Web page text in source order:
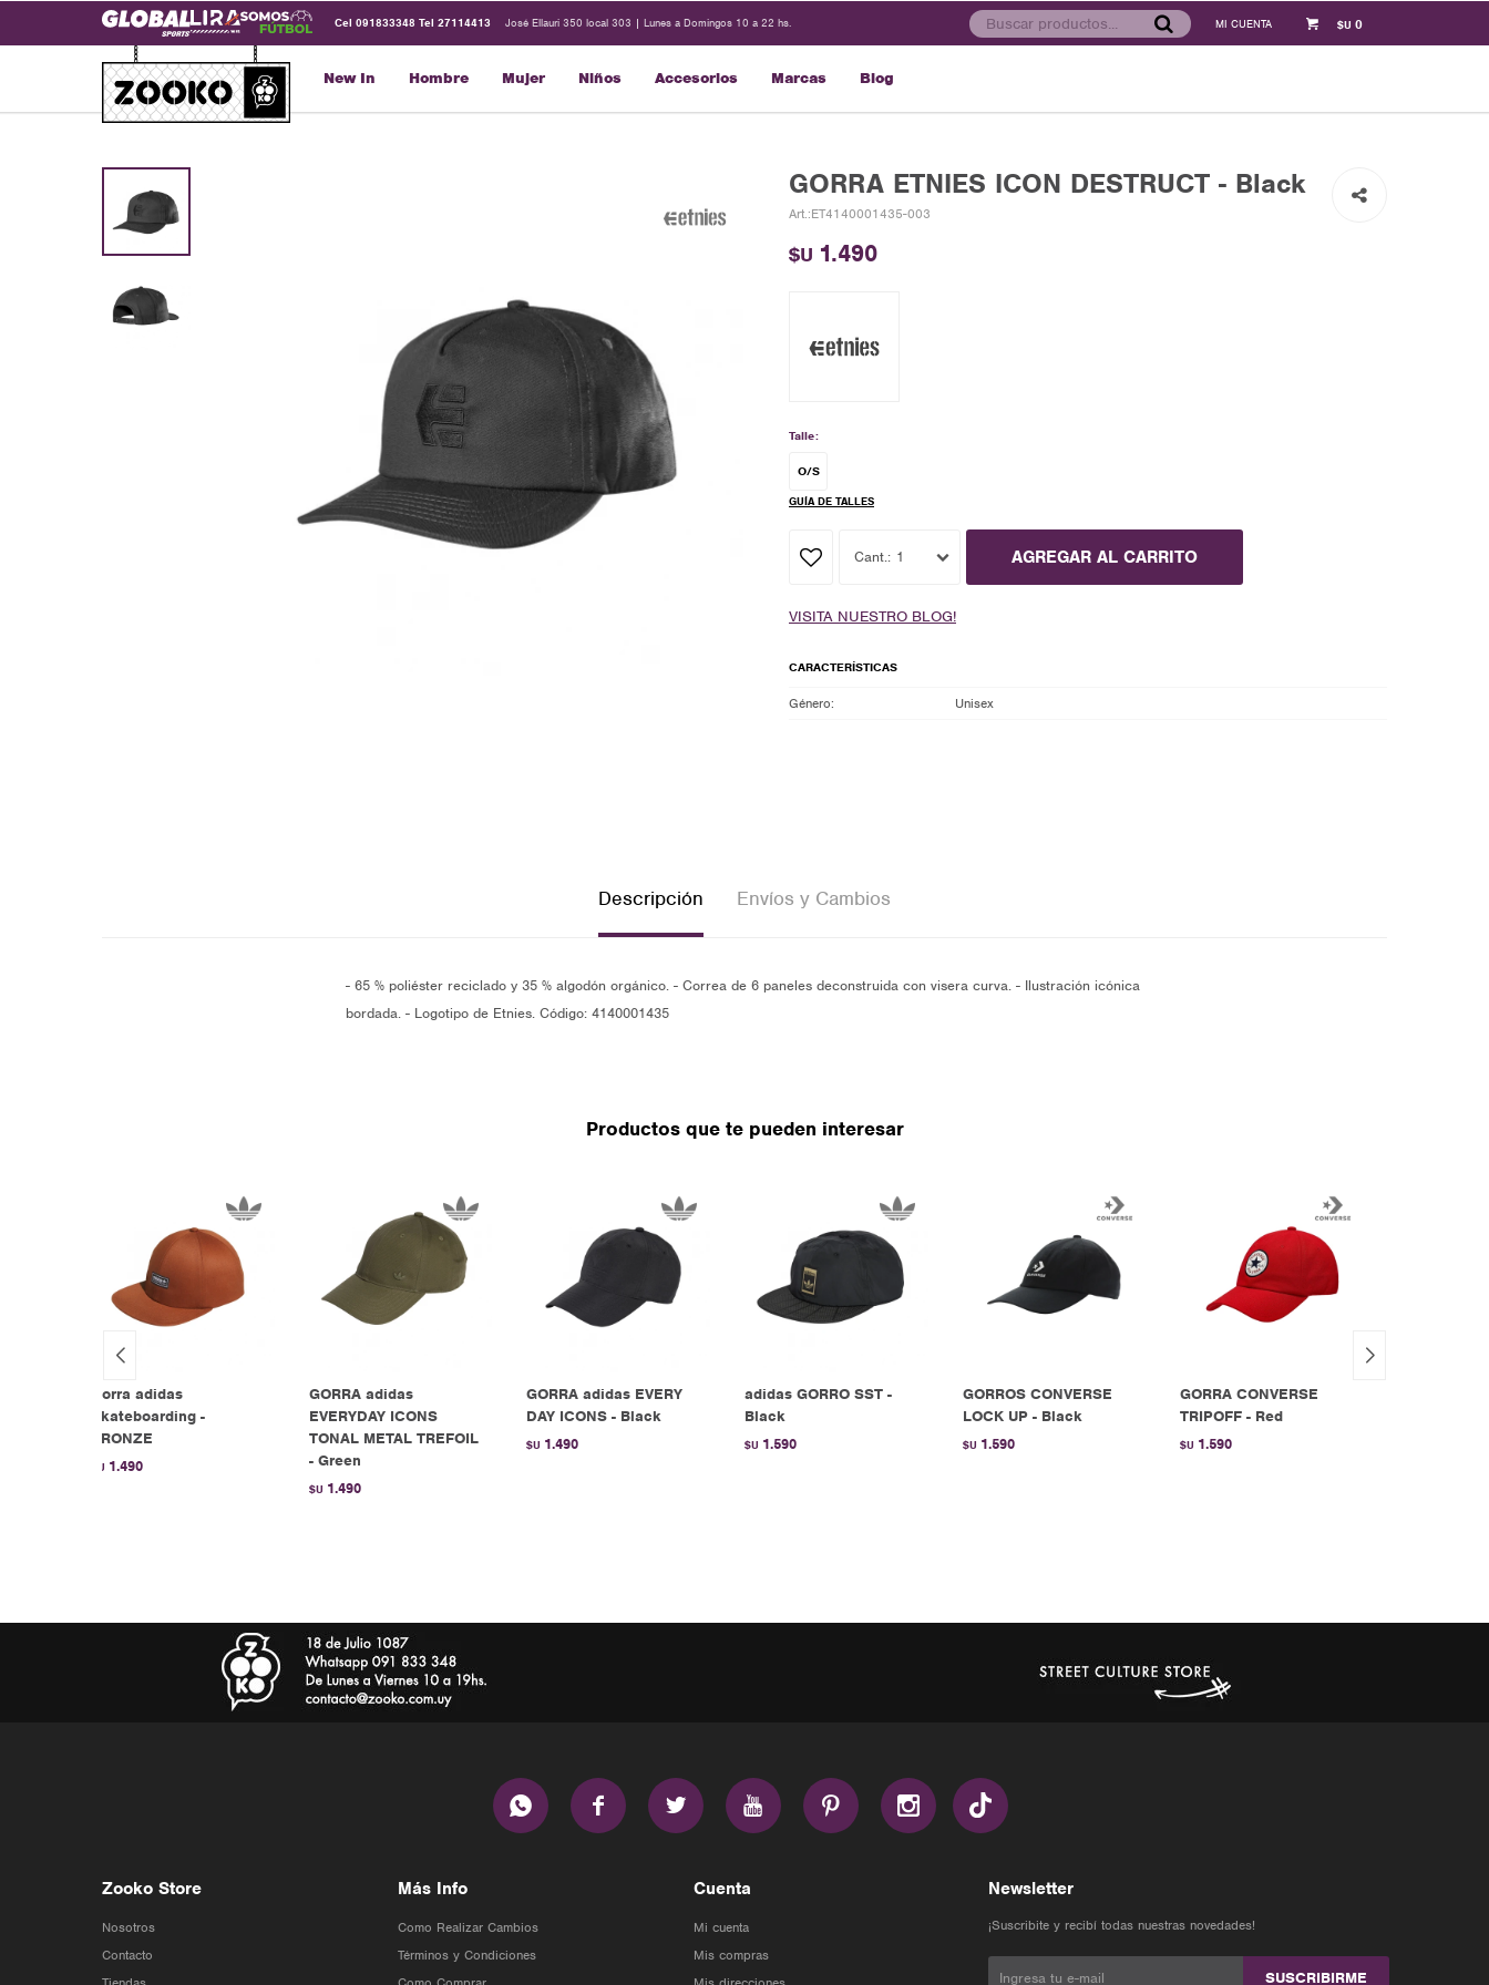
New In Hombre Mujer Niños Accesorios Marcas Blog
$U 0
Cel 091833348 Tel 27114413 José Ellauri 350 local 303 | Lunes a Domingos 10 a 22 hs.
GORRA ETNIES ICON DESTRUCT - Black
ET4140001435-003
$U 1.490
Talle:
O/S
GUÍA DE TALLES
1 AGREGAR AL CARRITO
VISITA NUESTRO BLOG!
CARACTERÍSTICAS
Género Unisex
Descripción Envíos y Cambios
- 65 % poliéster reciclado y 35 % algodón orgánico. - Correa de 6 paneles deconstruida con visera curva. - Ilustración icónica
bordada. - Logotipo de Etnies. Código: 4140001435
Productos que te pueden interesar
Gorra adidas
Skateboarding -
BRONZE
$U 1.490
GORRA adidas
EVERYDAY ICONS
TONAL METAL TREFOIL
- Green
$U 1.490
GORRA adidas EVERY
DAY ICONS - Black
$U 1.490
adidas GORRO SST -
Black
$U 1.590
GORROS CONVERSE
LOCK UP - Black
$U 1.590
GORRA CONVERSE
TRIPOFF - Red
$U 1.590
     
Zooko Store
Nosotros
Contacto
Más Info
Como Realizar Cambios
Términos y Condiciones
Cuenta
Mi cuenta
Mis compras
Newsletter
¡Suscribite y recibí todas nuestras novedades!
SUSCRIBIRME